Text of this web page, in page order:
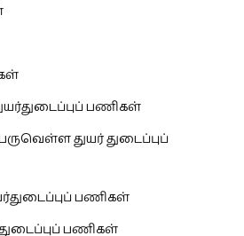
பணிகள்
துயர் துடைப்புப்
பணிகள்
பணிகள்